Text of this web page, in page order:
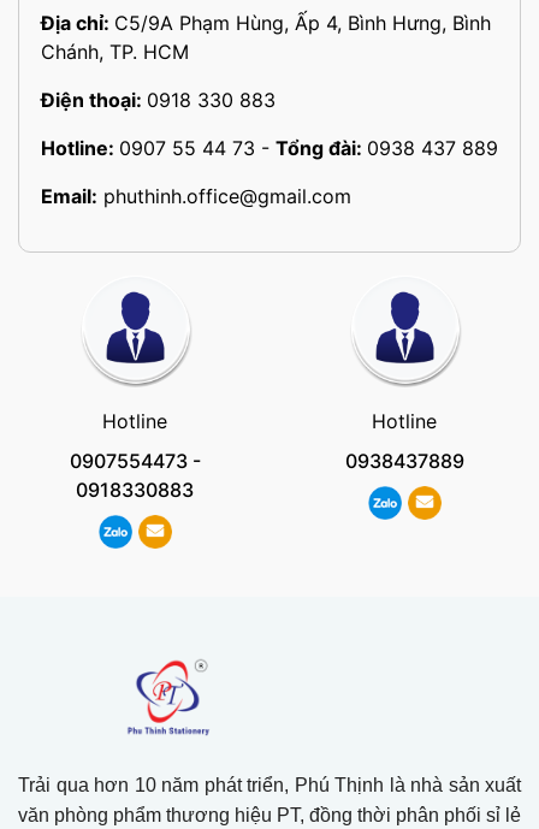
Địa chỉ: C5/9A Phạm Hùng, Ấp 4, Bình Hưng, Bình
Chánh, TP. HCM
Điện thoại: 0918 330 883
Hotline: 0907 55 44 73 - Tổng đài: 0938 437 889
Email: phuthinh.office@gmail.com
Hotline
0907554473-
0918330883
Hotline
0938437889
Trải qua hơn 10 năm phát triển, Phú Thịnh là nhà sản xuất
văn phòng phẩm thương hiệu PT, đồng thời phân phối sỉ lẻ